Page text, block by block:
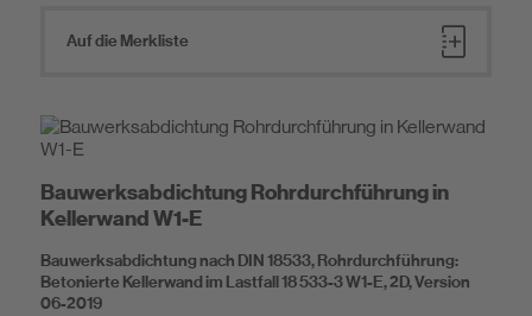
Auf die Merkliste
Bauwerksabdichtung Rohrdurchführung in
Kellerwand W1-E
Bauwerksabdichtung nach DIN 18533, Rohrdurchführung:
Betonierte Kellerwand im Lastfall 18 533-3 W1-E, 2D, Version
06-2019